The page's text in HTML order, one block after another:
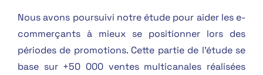
Nous avons poursuivi notre étude pour aider les e-
commerçants à mieux se positionner lors des
périodes de promotions. Cette partie de l’étude se
base sur +50 000 ventes multicanales réalisées